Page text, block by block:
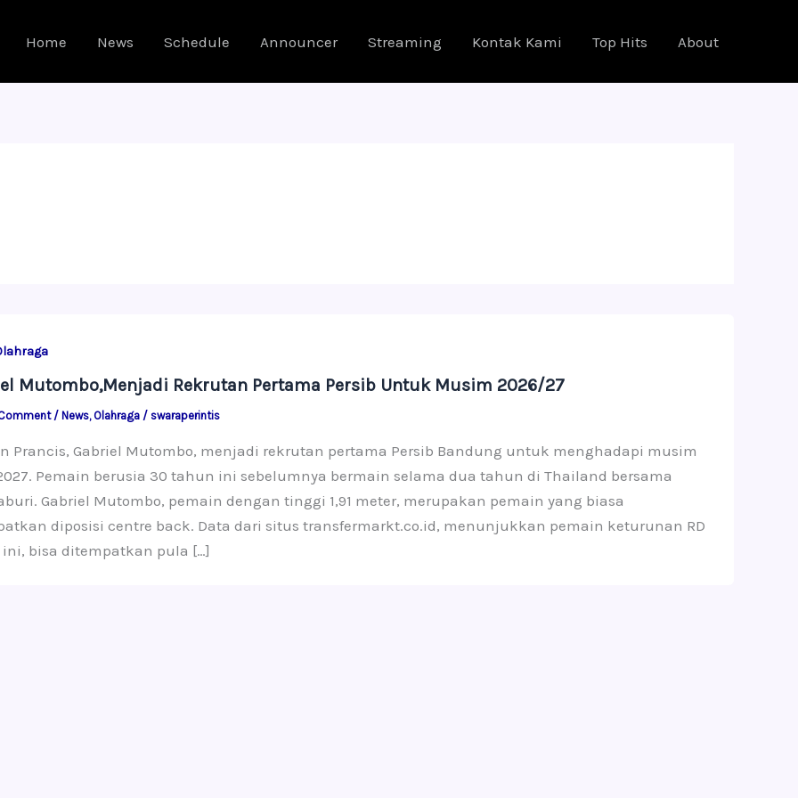
Home News Schedule Announcer Streaming Kontak Kami Top Hits About
Mutombo,Menjadi Rekrutan Pertama Persib Untuk Musim 2026/27
/ News, Olahraga/ swaraperintis
Prancis, Gabriel Mutombo, menjadi rekrutan pertama Persib Bandung untuk menghadapi musim
Pemain berusia 30 tahun ini sebelumnya bermain selama dua tahun di Thailand bersama
Gabriel Mutombo, pemain dengan tinggi 1,91 meter, merupakan pemain yang biasa
diposisi centre back. Data dari situs transfermarkt.co.id, menunjukkan pemain keturunan RD
ini, bisa ditempatkan pula […]